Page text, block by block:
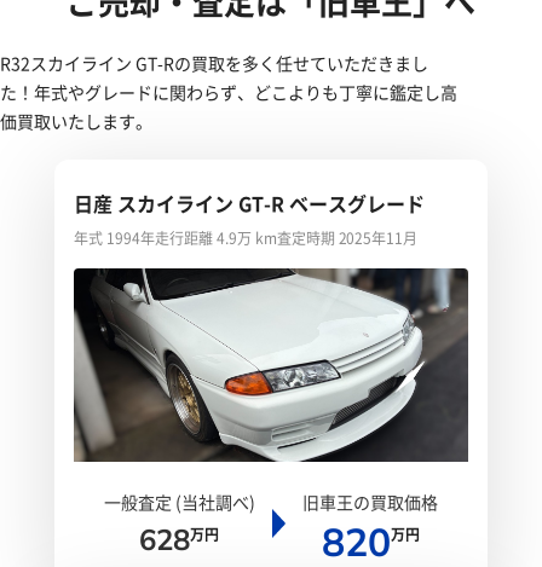
R32スカイライン GT-Rの買取を多く任せていただきまし
た！年式やグレードに関わらず、どこよりも丁寧に鑑定し高
価買取いたします。
日産 スカイライン GT-R ベースグレード
年式 1994年走行距離 4.9万 km査定時期 2025年11月
一般査定 (当社調べ)
628万円
旧車王の買取価格
820万円